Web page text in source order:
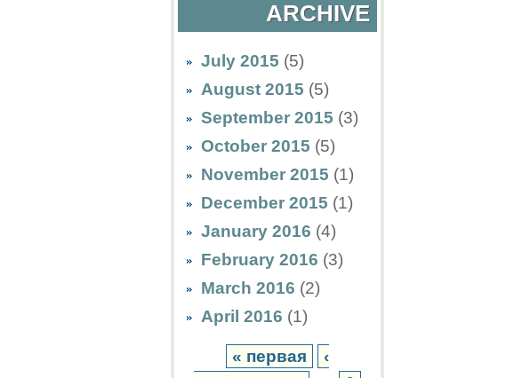
ARCHIVE
July 2015 (5)
August 2015 (5)
September 2015 (3)
October 2015 (5)
November 2015 (1)
December 2015 (1)
January 2016 (4)
February 2016 (3)
March 2016 (2)
April 2016 (1)
« первая
‹